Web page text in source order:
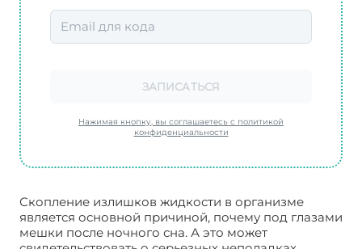
ЗАПИСАТЬСЯ
Нажимая кнопку, вы соглашаетесь с политикой
конфиденциальности
Скопление излишков жидкости в организме
является основной причиной, почему под глазами
мешки после ночного сна. А это может